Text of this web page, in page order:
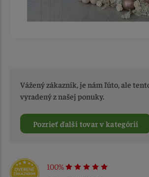
Vážený zákazník, je nám ľúto, ale
vyradený z našej ponuky.
Pozrieť ďalší tovar v kategórií
100%